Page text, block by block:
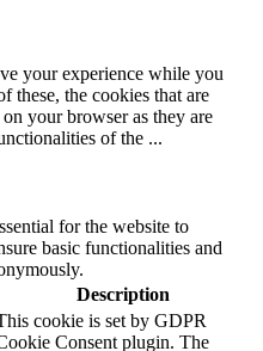
your experience while you
these, the cookies that are
your browser as they are
of the ...
for the website to
basic functionalities and
Description
cookie is set by GDPR
Consent plugin. The